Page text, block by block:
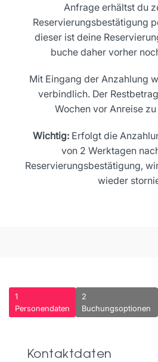
Anfrage erhältst du
Reservierungsbestätigung
dieser ist deine
buche daher vorher
Mit Eingang der Anzahlung
verbindlich. Der
Wochen vor Anreise
Wichtig: Erfolgt die
von 2 Werktagen
Reservierungsbestätigung,
wieder
Current
1
Personendaten
2
Buchungsoptionen
Kontaktdaten